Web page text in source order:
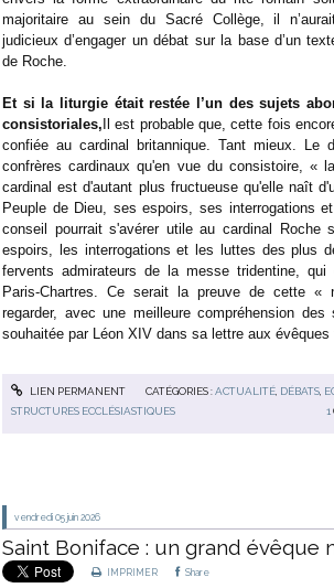
majoritaire au sein du Sacré Collège, il
judicieux d’engager un débat sur la base d’un
de Roche.
Et si la liturgie était restée l’un des sujets
consistoriales, Il est probable que, cette fois
confiée au cardinal britannique. Tant mieux. Le
confrères cardinaux qu'en vue du consistoire, «
cardinal est d'autant plus fructueuse qu'elle naît
Peuple de Dieu, ses espoirs, ses interrogations
conseil pourrait s'avérer utile au cardinal Roche
espoirs, les interrogations et les luttes des plus
fervents admirateurs de la messe tridentine, qui
Paris-Chartres. Ce serait la preuve de cette «
regarder, avec une meilleure compréhension
souhaitée par Léon XIV dans sa lettre aux évêques
LIEN PERMANENT CATÉGORIES :ACTUALITÉ, DÉBATS,
STRUCTURES ECCLÉSIASTIQUES
1
vendredi 05 juin 2026
Saint Boniface : un grand évêque
IMPRIMER Share